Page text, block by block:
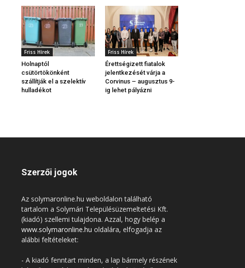
Friss Hírek
Holnaptól
csütörtökönként
szállítják el a szelektív
hulladékot
Friss Hírek
Érettségizett fiatalok
jelentkezését várja a
Corvinus – augusztus 9-
ig lehet pályázni
Szerzői jogok
Az solymaronline.hu weboldalon található
tartalom a Solymári Településüzemeltetési Kft.
(kiadó) szellemi tulajdona. Azzal, hogy belép a
www.solymaronline.hu oldalára, elfogadja az
alábbi feltételeket:
- A kiadó fenntart minden, a lap bármely részének